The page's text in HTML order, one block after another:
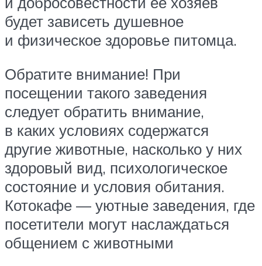
будет зависеть душевное
и физическое здоровье питомца.
Обратите внимание! При
посещении такого заведения
следует обратить внимание,
в каких условиях содержатся
другие животные, насколько у них
здоровый вид, психологическое
состояние и условия обитания.
Котокафе — уютные заведения, где
посетители могут наслаждаться
общением с животными